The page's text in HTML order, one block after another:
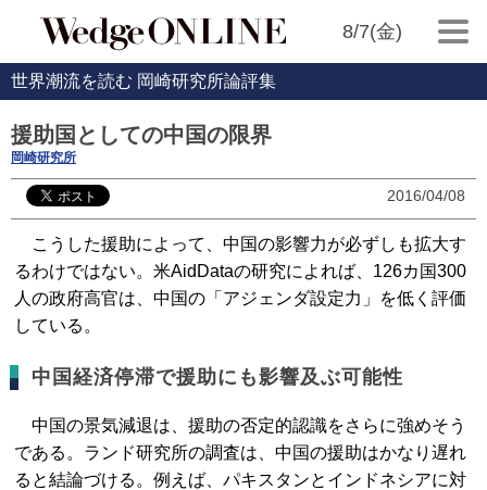
8/7(金)
世界潮流を読む 岡崎研究所論評集
援助国としての中国の限界
岡崎研究所
2016/04/08
こうした援助によって、中国の影響力が必ずしも拡大す
るわけではない。米AidDataの研究によれば、126カ国300
人の政府高官は、中国の「アジェンダ設定力」を低く評価
している。
中国経済停滞で援助にも影響及ぶ可能性
中国の景気減退は、援助の否定的認識をさらに強めそう
である。ランド研究所の調査は、中国の援助はかなり遅れ
ると結論づける。例えば、パキスタンとインドネシアに対